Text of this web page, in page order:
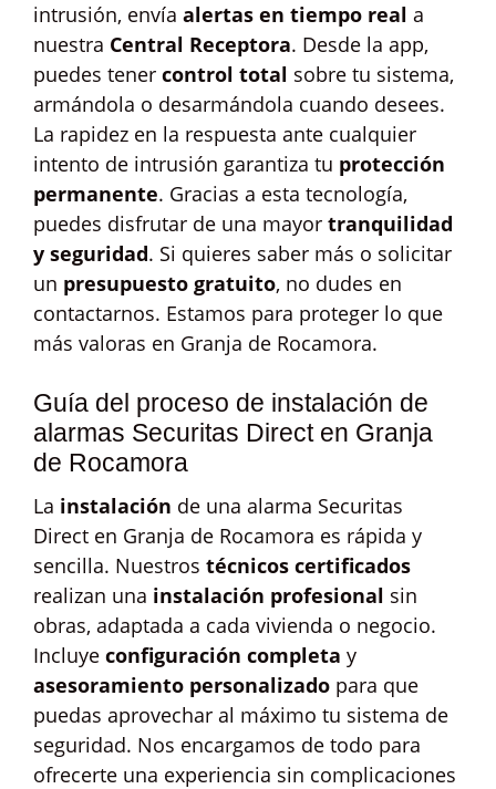
intrusión, envía alertas en tiempo real a
nuestra Central Receptora. Desde la app,
puedes tener control total sobre tu sistema,
armándola o desarmándola cuando desees.
La rapidez en la respuesta ante cualquier
intento de intrusión garantiza tu protección
permanente. Gracias a esta tecnología,
puedes disfrutar de una mayor tranquilidad
y seguridad. Si quieres saber más o solicitar
un presupuesto gratuito, no dudes en
contactarnos. Estamos para proteger lo que
más valoras en Granja de Rocamora.
Guía del proceso de instalación de
alarmas Securitas Direct en Granja
de Rocamora
La instalación de una alarma Securitas
Direct en Granja de Rocamora es rápida y
sencilla. Nuestros técnicos certificados
realizan una instalación profesional sin
obras, adaptada a cada vivienda o negocio.
Incluye configuración completa y
asesoramiento personalizado para que
puedas aprovechar al máximo tu sistema de
seguridad. Nos encargamos de todo para
ofrecerte una experiencia sin complicaciones